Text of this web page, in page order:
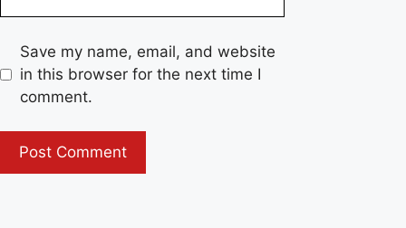
Save my name, email, and website
in this browser for the next time I
comment.